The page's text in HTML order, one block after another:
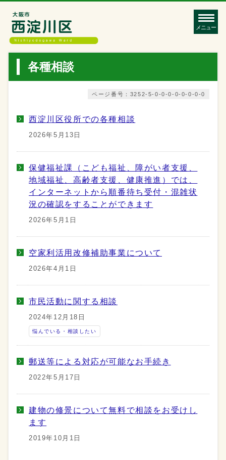
メニュー
各種相談
ページ番号：3252-5-0-0-0-0-0-0-0-0
西淀川区役所での各種相談
2026年5月13日
保健福祉課（こども福祉、障がい者支援、
地域福祉、高齢者支援、健康推進）では、
インターネットから順番待ち受付・混雑状
況の確認をすることができます
2026年5月1日
空家利活用改修補助事業について
2026年4月1日
市民活動に関する相談
2024年12月18日
悩んでいる・相談したい
郵送等による対応が可能なお手続き
2022年5月17日
建物の修景について無料で相談をお受けし
ます
2019年10月1日